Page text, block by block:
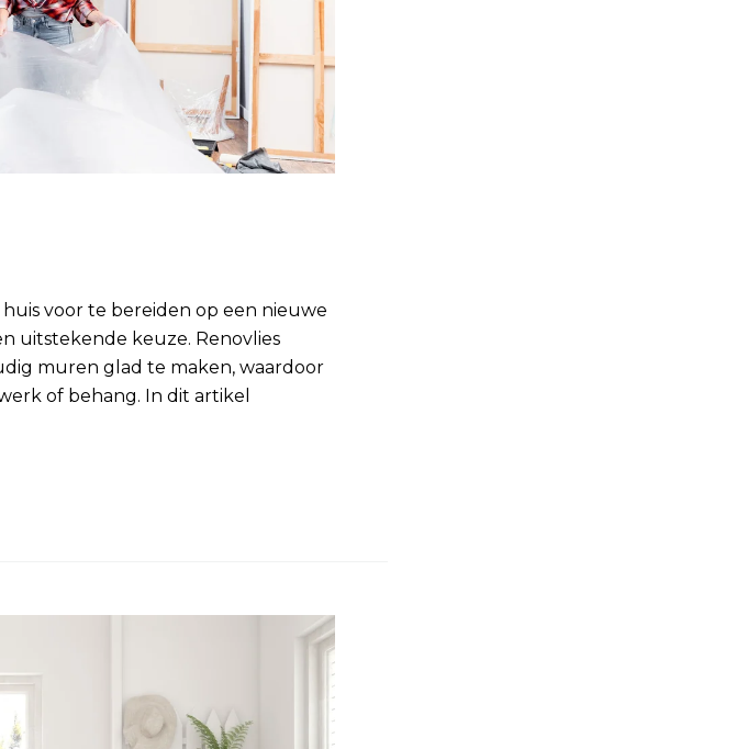
voor te bereiden op een nieuwe
uitstekende keuze. Renovlies
muren glad te maken, waardoor
of behang. In dit artikel